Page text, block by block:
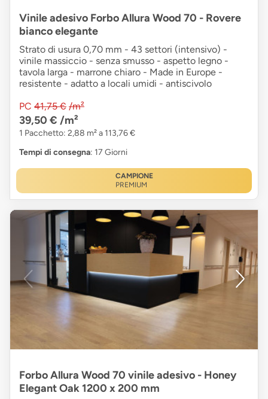
Vinile adesivo Forbo Allura Wood 70 - Rovere
bianco elegante
Strato di usura 0,70 mm - 43 settori (intensivo) -
vinile massiccio - senza smusso - aspetto legno -
tavola larga - marrone chiaro - Made in Europe -
resistente - adatto a locali umidi - antiscivolo
PC 41,75 € /m²
39,50 € /m²
1 Pacchetto: 2,88 m² a 113,76 €
Tempi di consegna: 17 Giorni
CAMPIONE
PREMIUM
Forbo Allura Wood 70 vinile adesivo - Honey
Elegant Oak 1200 x 200 mm